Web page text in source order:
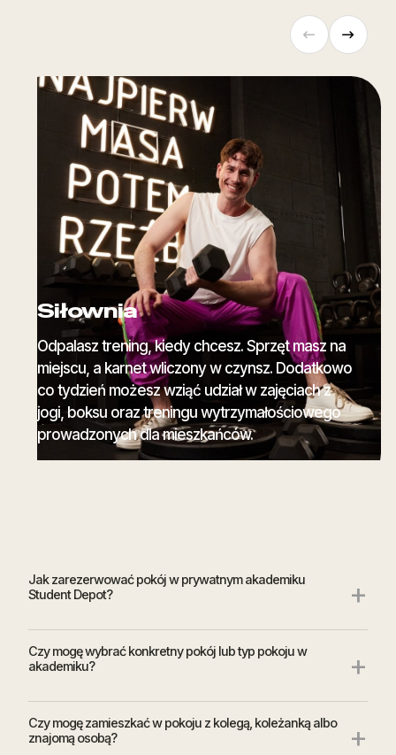
Siłownia
Odpalasz trening, kiedy chcesz. Sprzęt masz na
miejscu, a karnet wliczony w czynsz. Dodatkowo
co tydzień możesz wziąć udział w zajęciach z
jogi, boksu oraz treningu wytrzymałościowego
prowadzonych dla mieszkańców.
Jak zarezerwować pokój w prywatnym akademiku
Student Depot?
+
Czy mogę wybrać konkretny pokój lub typ pokoju w
akademiku?
+
Czy mogę zamieszkać w pokoju z kolegą, koleżanką albo
znajomą osobą?
+